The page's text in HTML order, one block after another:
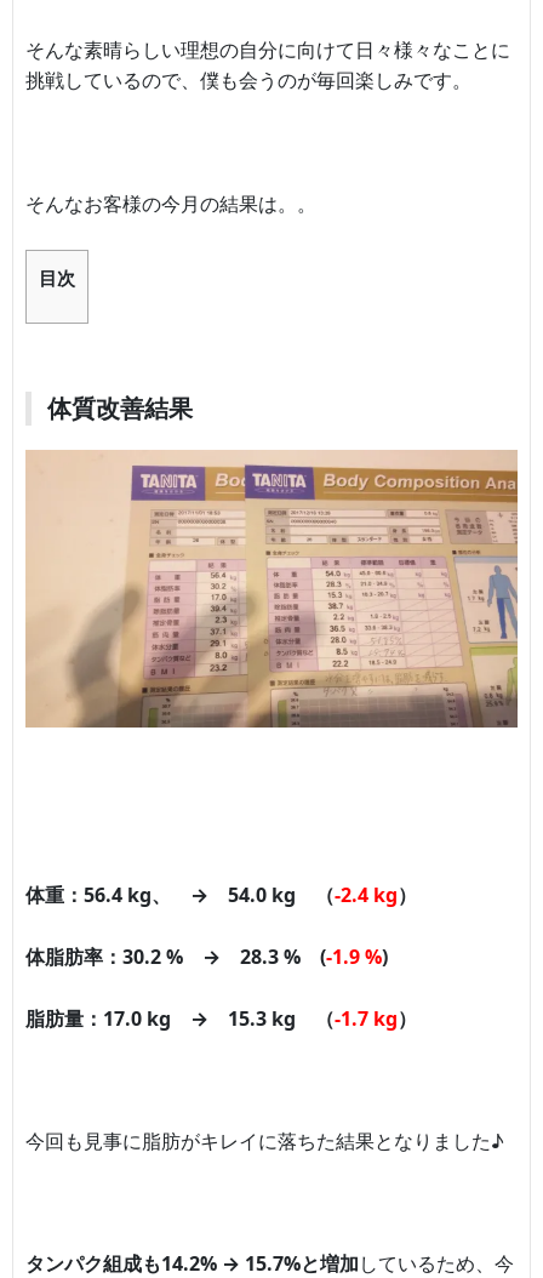
そんな素晴らしい理想の自分に向けて日々様々なことに
挑戦しているので、僕も会うのが毎回楽しみです。
そんなお客様の今月の結果は。。
目次
体質改善結果
体重：56.4 kg、 → 54.0 kg （-2.4 kg）
体脂肪率：30.2 % → 28.3 % (-1.9 %)
脂肪量：17.0 kg → 15.3 kg （-1.7 kg）
今回も見事に脂肪がキレイに落ちた結果となりました♪
タンパク組成も14.2% → 15.7%と増加しているため、今